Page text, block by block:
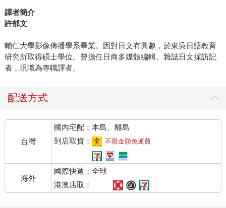
譯者簡介
許郁文
輔仁大學影像傳播學系畢業。因對日文有興趣，於東吳日語教育
研究所取得碩士學位。曾擔任日商多媒體編輯、雜誌日文採訪記
者，現職為專職譯者。
配送方式
台灣
國內宅配：本島、離島
到店取貨：
不限金額免運費
海外
國際快遞：全球
港澳店取：